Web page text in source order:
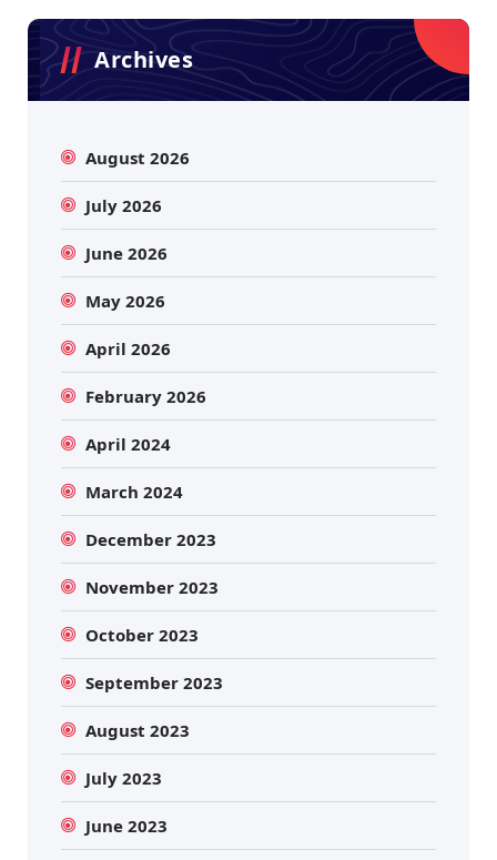
Archives
August 2026
July 2026
June 2026
May 2026
April 2026
February 2026
April 2024
March 2024
December 2023
November 2023
October 2023
September 2023
August 2023
July 2023
June 2023